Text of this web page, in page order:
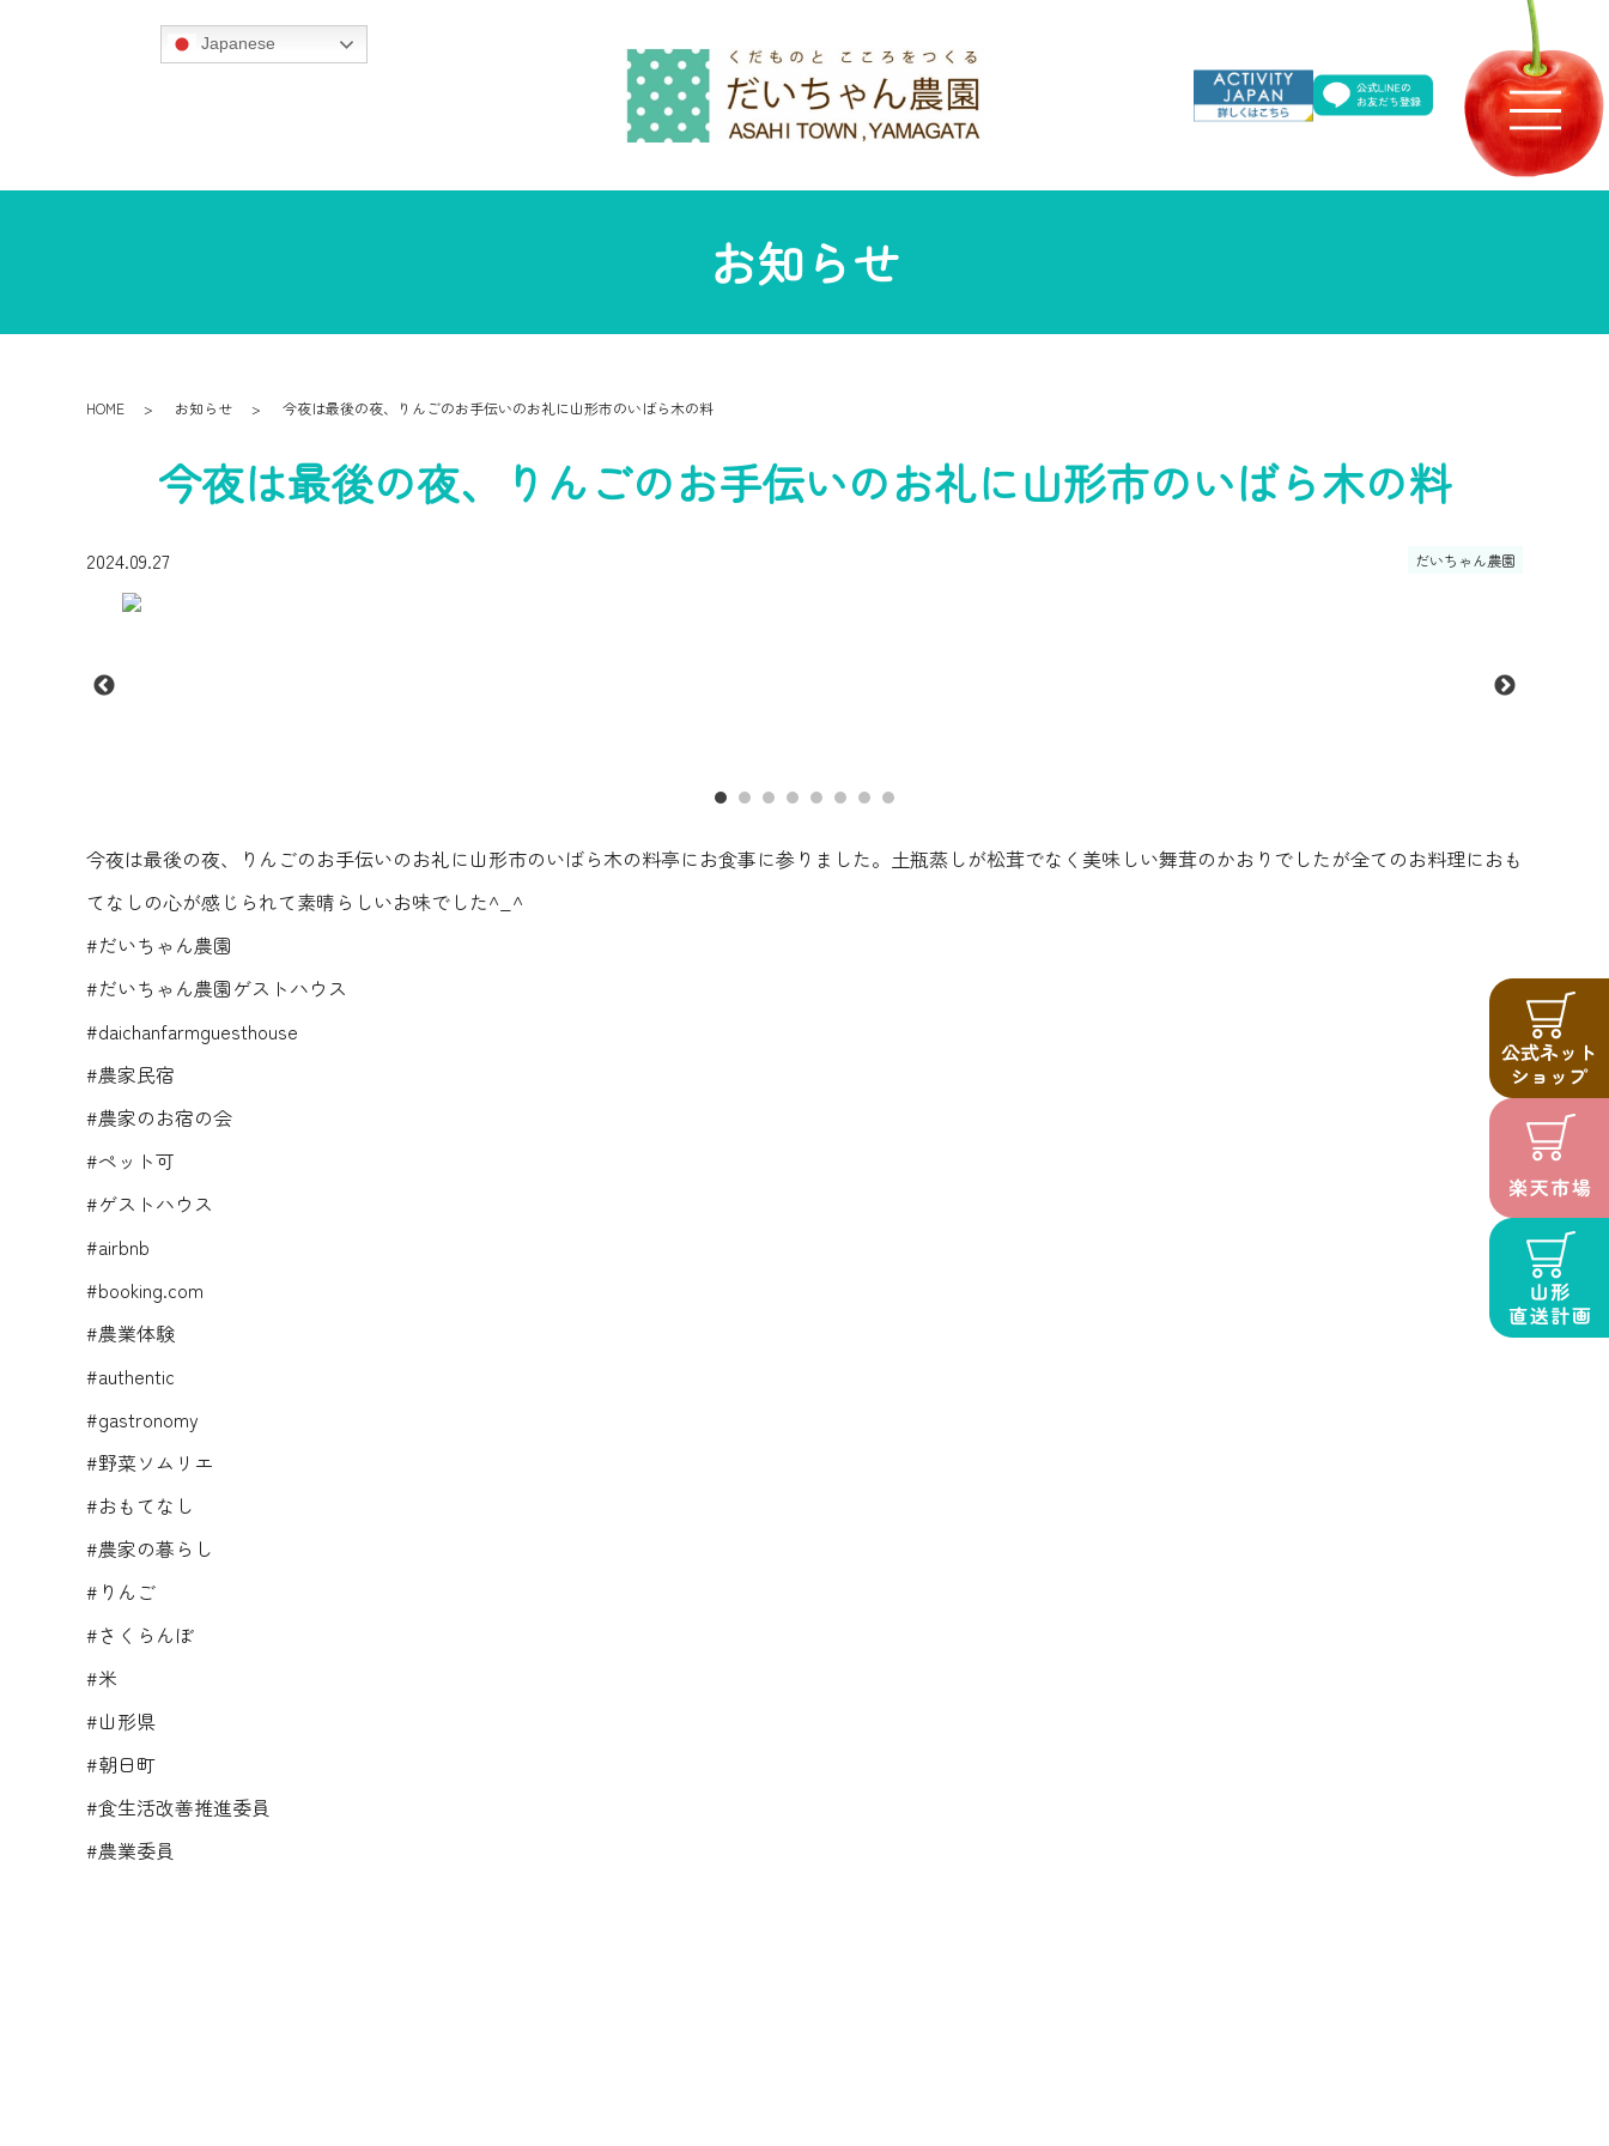
Japanese
お知らせ
HOME お知らせ 今夜は最後の夜、りんごのお手伝いのお礼に山形市のいばら木の料
今夜は最後の夜、りんごのお手伝いのお礼に山形市のいばら木の料
2024.09.27 だいちゃん農園
今夜は最後の夜、りんごのお手伝いのお礼に山形市のいばら木の料亭にお食事に参りました。土瓶蒸しが松茸でなく美味しい舞茸のかおりでしたが全てのお料理におも
てなしの心が感じられて素晴らしいお味でした^_^
#だいちゃん農園
#だいちゃん農園ゲストハウス
#daichanfarmguesthouse
#農家民宿
#農家のお宿の会
#ペット可
#ゲストハウス
#airbnb
#booking.com
#農業体験
#authentic
#gastronomy
#野菜ソムリエ
#おもてなし
#農家の暮らし
#りんご
#さくらんぼ
#米
#山形県
#朝日町
#食生活改善推進委員
#農業委員